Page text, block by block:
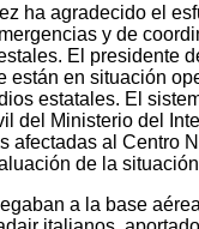
ha agradecido el
y de
El presidente
están en situación
estatales. El
del Ministerio del
afectadas al Centro
de la
a la base